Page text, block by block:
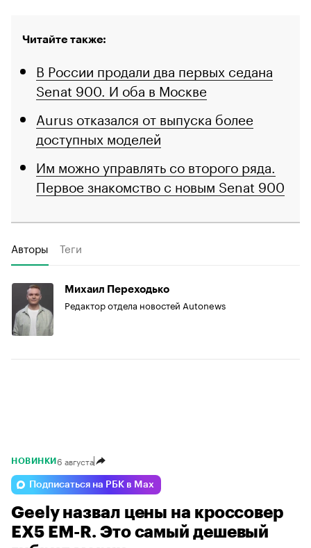
Читайте также:
В России продали два первых седана
Senat 900. И оба в Москве
Aurus отказался от выпуска более
доступных моделей
Им можно управлять со второго ряда.
Первое знакомство с новым Senat 900
Авторы Теги
Михаил Переходько
Редактор отдела новостей Autonews
НОВИНКИ 6 августа
Подписаться на РБК в Max
Geely назвал цены на кроссовер
EX5 EM-R. Это самый дешевый